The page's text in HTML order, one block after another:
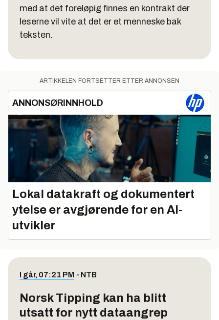
med at det foreløpig finnes en kontrakt der
leserne vil vite at det er et menneske bak
teksten.
ARTIKKELEN FORTSETTER ETTER ANNONSEN
ANNONSØRINNHOLD
Lokal datakraft og dokumentert
ytelse er avgjørende for en AI-
utvikler
I går, 07:21 PM - NTB
Norsk Tipping kan ha blitt
utsatt for nytt dataangrep